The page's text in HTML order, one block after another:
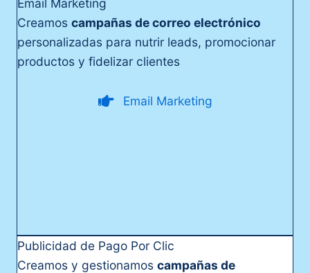
Email Marketing
Creamos campañas de correo electrónico
personalizadas para nutrir leads, promocionar
productos y fidelizar clientes
Email Marketing
Publicidad de Pago Por Clic
Creamos y gestionamos campañas de